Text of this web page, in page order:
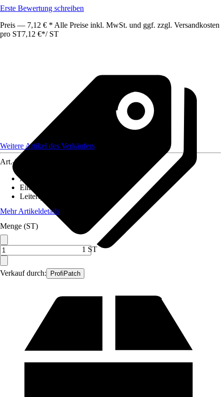
Erste Bewertung schreiben
Preis — 7,12 € * Alle Preise inkl. MwSt. und ggf. zzgl. Versandkosten
pro ST7,12 €*/ ST
Verkauf durch: ProfiPatch
Weitere Artikel des Verkäufers
Art.-Nr.
Ausführung
Einheit
Leiterquerschnitt
Mehr Artikeldetails
Menge (ST)
1 ST